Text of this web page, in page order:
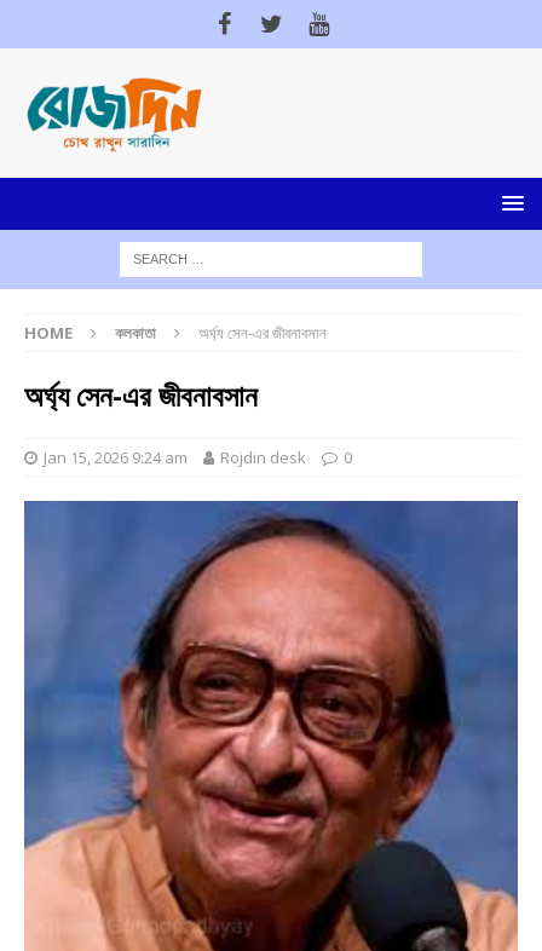
HOME কলকাতা অর্ঘ্য সেন-এর জীবনাবসান
অর্ঘ্য সেন-এর জীবনাবসান
Jan 15, 2026 9:24 am Rojdin desk 0